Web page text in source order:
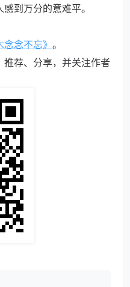
到万分的意难平。
念念不忘》 。
荐、分享，并关注作者